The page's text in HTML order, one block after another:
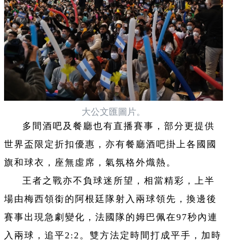
大公文匯圖片。
多間酒吧及餐廳也有直播賽事，部分更提供
世界盃限定折扣優惠，亦有餐廳酒吧掛上各國國
旗和球衣，座無虛席，氣氛格外熾熱。
王者之戰亦不負球迷所望，相當精彩，上半
場由梅西領銜的阿根廷隊射入兩球領先，換邊後
賽事出現急劇變化，法國隊的姆巴佩在97秒內連
入兩球，追平2:2。雙方法定時間打成平手，加時